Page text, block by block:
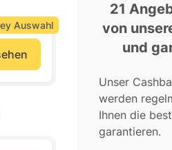
Auswahl
21
von
und
Unser
werden
Ihnen die
garantieren.